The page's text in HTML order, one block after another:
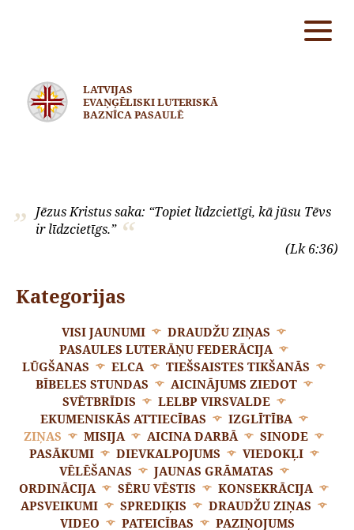
LATVIJAS
EVAŅĢĒLISKI LUTERISKĀ
BAZNĪCA PASAULĒ
Jēzus Kristus saka: “Topiet līdzcietīgi, kā jūsu Tēvs
ir līdzcietīgs.”
(Lk 6:36)
Kategorijas
VISI JAUNUMI
DRAUDŽU ZIŅAS
PASAULES LUTERĀŅU FEDERĀCIJA
LŪGŠANAS
ELCA
TIEŠSAISTES TIKŠANĀS
BĪBELES STUNDAS
AICINĀJUMS ZIEDOT
SVĒTBRĪDIS
LELBP VIRSVALDE
EKUMENISKĀS ATTIECĪBAS
IZGLĪTĪBA
ZIŅAS
MISIJA AICINA DARBĀ
SINODE
PASĀKUMI
DIEVKALPOJUMS
VIEDOKĻI
VĒLĒŠANAS
JAUNAS GRĀMATAS
ORDINĀCIJA
SĒRU VĒSTIS
KONSEKRĀCIJA
APSVEIKUMI
SPREDIĶIS
DRAUDŽU ZIŅAS
VIDEO
PATEICĪBAS PAZIŅOJUMS